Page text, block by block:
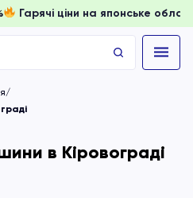
-15% Гарячі ціни на
в Кіровограді